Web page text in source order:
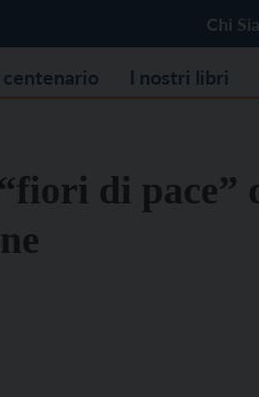
Chi
I nostri libri
di pace”